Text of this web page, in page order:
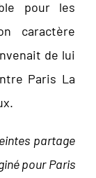
pour les
caractère
de lui
Paris La
partage
pour Paris